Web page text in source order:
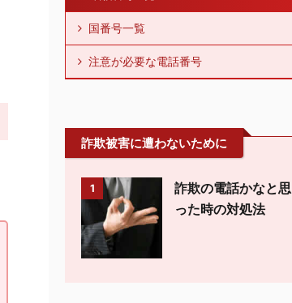
国番号一覧
注意が必要な電話番号
詐欺被害に遭わないために
1
詐欺の電話かなと思
った時の対処法